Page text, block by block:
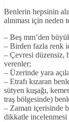
Benlerin hepsinin
alınması için neden
– Beş mm’den
– Birden fazla renk
– Çevresi düzensiz,
verenler;
– Üzerinde yara
– Etrafı kızaran
sütyen kuşağı,
traş bölgesinde)
– Zaman içerisinde
dikkatle incelenmesi